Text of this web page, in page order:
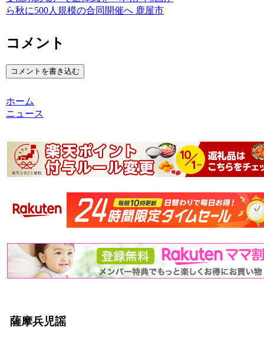
ら秋に500人規模の合同開催へ 鹿屋市
コメント
コメントを書き込む
ホーム
ニュース
薩摩兵児謡